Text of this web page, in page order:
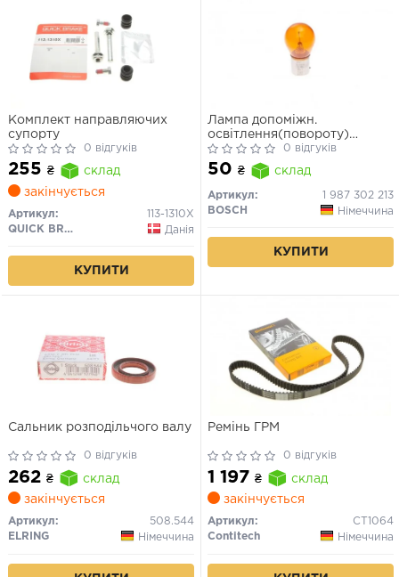
Комплект направляючих
супорту
0 відгуків
255 ₴
склад
закінчується
Артикул:
113-1310X
QUICK BRAKE
Данія
КУПИТИ
Лампа допоміжн.
освітлення(повороту)
BOSCH 12V 21W PY21W PURE
LIGHT РY21W 12V (жовта)
0 відгуків
50 ₴ склад
Артикул:
1 987 302 213
BOSCH
Німеччина
КУПИТИ
Сальник розподільчого валу
0 відгуків
262 ₴
склад
закінчується
Артикул:
508.544
ELRING
Німеччина
Ремінь ГРМ
0 відгуків
1 197 ₴
склад
закінчується
Артикул:
CT1064
Contitech
Німеччина